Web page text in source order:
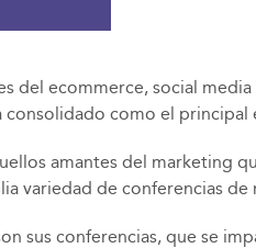
del ecommerce, social
como el
amantes del
variedad de conferencias
sus conferencias, que se